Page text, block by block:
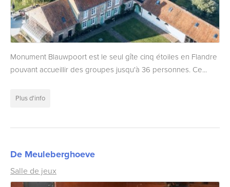
Monument Blauwpoort est le seul gîte cinq étoiles en Flandre
pouvant accueillir des groupes jusqu'à 36 personnes. Ce...
Plus d'info
De Meuleberghoeve
Salle de jeux